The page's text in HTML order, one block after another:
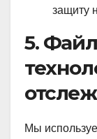
защиту
5.
Мы